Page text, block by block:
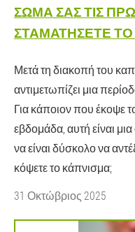
ΣΏΜΑ ΣΑΣ ΤΙΣ
ΣΤΑΜΑΤΉΣΕΤΕ
Μετά τη διακοπή του
αντιμετωπίζει μια
Για κάποιον που έκοψε
εβδομάδα, αυτή είναι
να είναι δύσκολο να
κόψετε το κάπνισμα;
31 Οκτώβριος 2025